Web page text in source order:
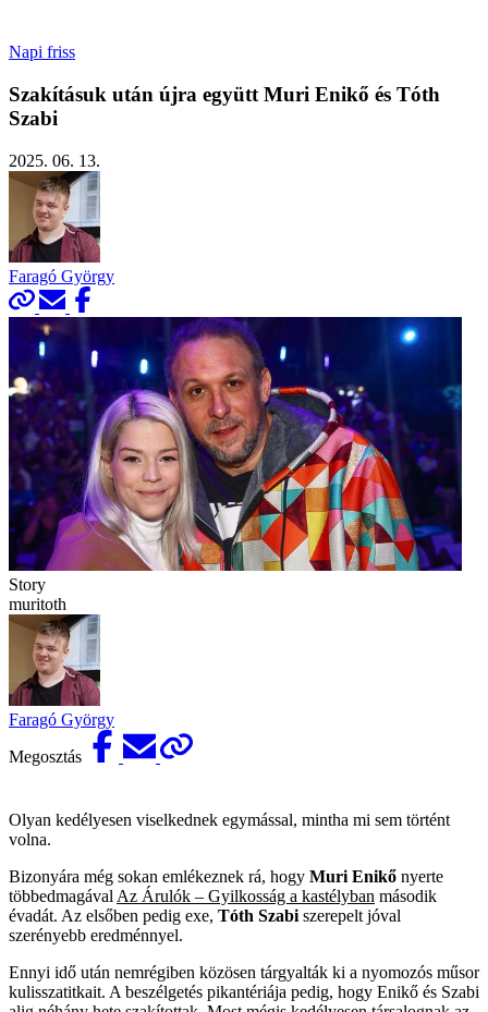
Napi friss
Szakításuk után újra együtt Muri Enikő és Tóth
Szabi
2025. 06. 13.
Faragó György
Story
muritoth
Faragó György
Megosztás
Olyan kedélyesen viselkednek egymással, mintha mi sem történt
volna.
Bizonyára még sokan emlékeznek rá, hogy Muri Enikő nyerte
többedmagával Az Árulók – Gyilkosság a kastélyban második
évadát. Az elsőben pedig exe, Tóth Szabi szerepelt jóval
szerényebb eredménnyel.
Ennyi idő után nemrégiben közösen tárgyalták ki a nyomozós műsor
kulisszatitkait. A beszélgetés pikantériája pedig, hogy Enikő és Szabi